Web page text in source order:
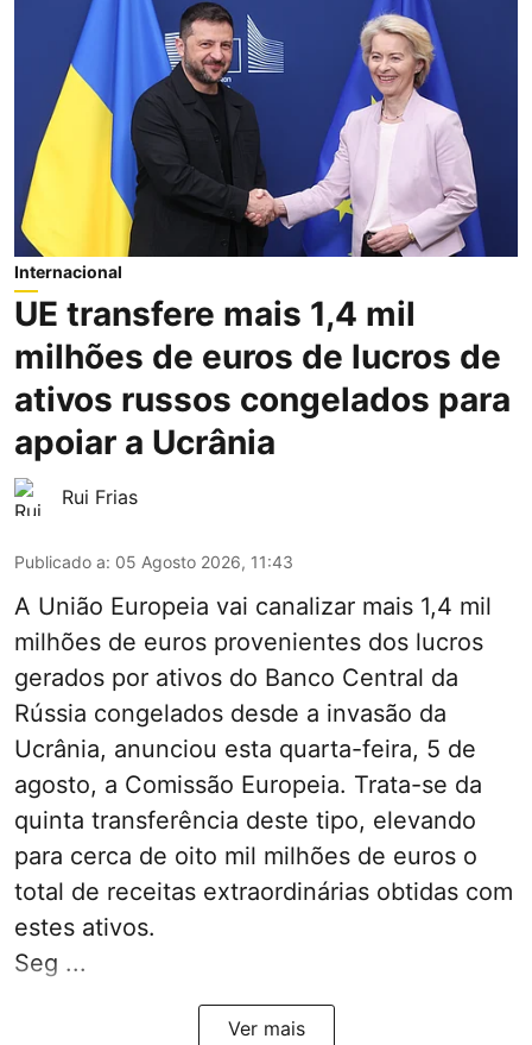
Internacional
UE transfere mais 1,4 mil
milhões de euros de lucros de
ativos russos congelados para
apoiar a Ucrânia
Rui Frias
Publicado a: 05 Agosto 2026, 11:43
A União Europeia vai canalizar mais 1,4 mil
milhões de euros provenientes dos lucros
gerados por ativos do Banco Central da
Rússia congelados desde a invasão da
Ucrânia, anunciou esta quarta-feira, 5 de
agosto, a Comissão Europeia. Trata-se da
quinta transferência deste tipo, elevando
para cerca de oito mil milhões de euros o
total de receitas extraordinárias obtidas com
estes ativos.
Seg ...
Ver mais